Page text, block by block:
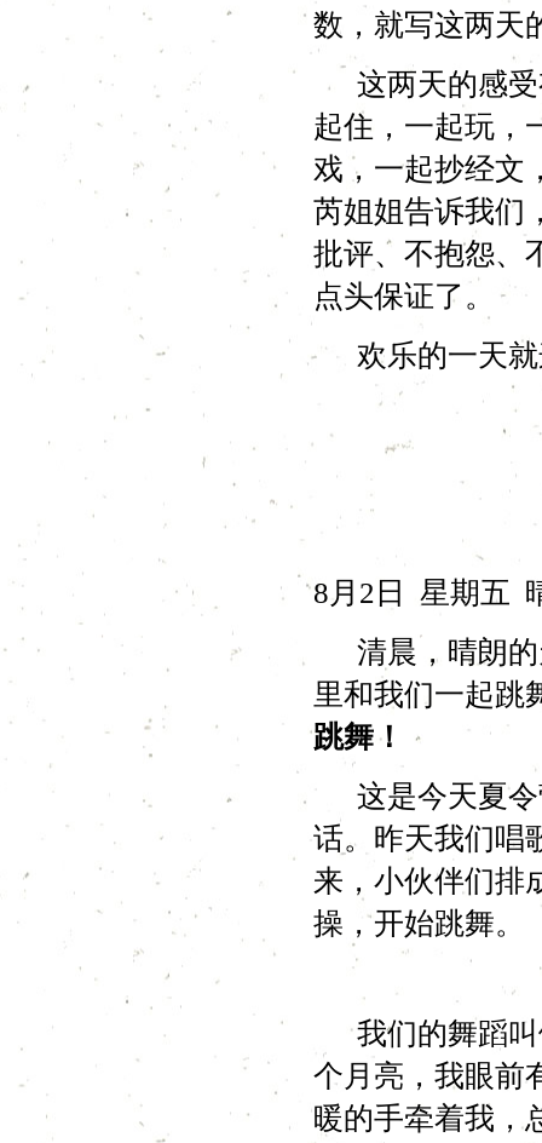
数，就写这两天
这两天的感受
起住，一起玩，
戏，一起抄经文
芮姐姐告诉我们
批评、不抱怨、
点头保证了。
欢乐的一天就
8月2日 星期五
清晨，晴朗的
里和我们一起
跳舞！
这是今天夏令
话。昨天我们唱
来，小伙伴们排
操，开始跳舞。
我们的舞蹈叫
个月亮，我眼前
暖的手牵着我，